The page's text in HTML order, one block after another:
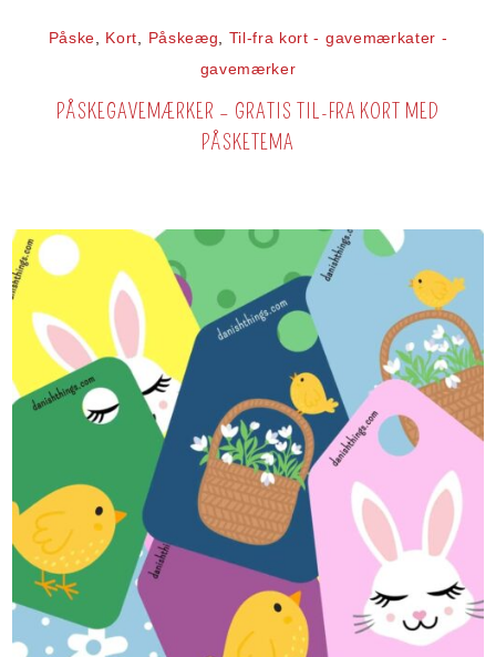
Påske Kort Påskeæg
Til-fra kort - gavemærkater -
gavemærker
PÅSKEGAVEMÆRKER – GRATIS TIL-FRA KORT MED
PÅSKETEMA